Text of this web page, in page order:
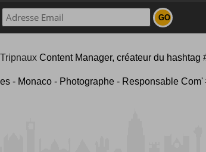
Content Manager, créateur du hashtag
- Monaco - Photographe - Responsable Com'